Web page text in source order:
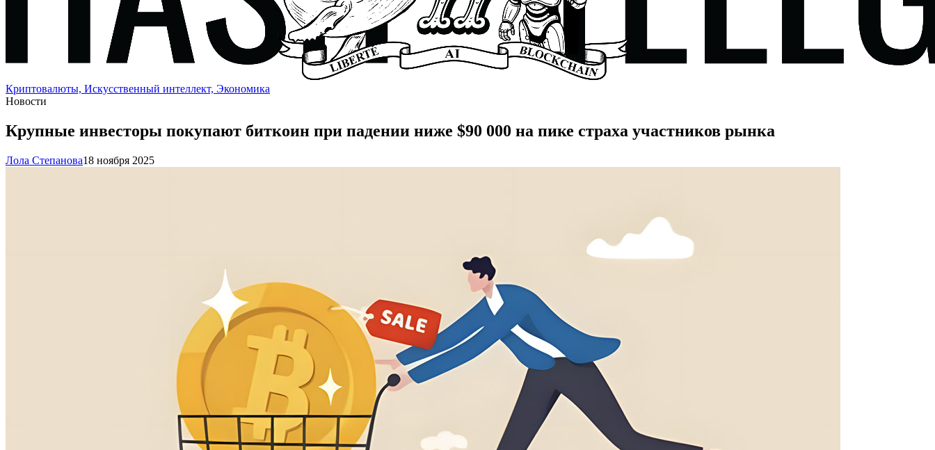
Криптовалюты, Искусственный интеллект, Экономика
Новости
Крупные инвесторы покупают биткоин при падении ниже $90 000 на пике страха участников рынка
Лола Степанова18 ноября 2025